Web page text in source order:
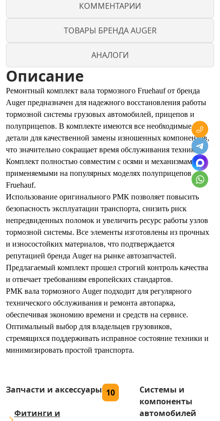
КОММЕНТАРИИ
ТОВАРЫ БРЕНДА AUGER
АНАЛОГИ
Описание
Ремонтный комплект вала тормозного Fruehauf от бренда
Auger предназначен для надежного восстановления работы
тормозной системы грузовых автомобилей, прицепов и
полуприцепов. В комплекте имеются все необходимые
детали для качественной замены изношенных компонентов,
что значительно сокращает время обслуживания техники.
Комплект полностью совместим с осями и механизмами,
применяемыми на популярных моделях полуприцепов
Fruehauf.
Использование оригинального РМК позволяет повысить
безопасность эксплуатации транспорта, снизить риск
непредвиденных поломок и увеличить ресурс работы узлов
тормозной системы. Все элементы изготовлены из прочных
и износостойких материалов, что подтверждается
репутацией бренда Auger на рынке автозапчастей.
Предлагаемый комплект прошел строгий контроль качества
и отвечает требованиям европейских стандартов.
РМК вала тормозного Auger подходит для регулярного
технического обслуживания и ремонта автопарка,
обеспечивая экономию времени и средств на сервисе.
Оптимальный выбор для владельцев грузовиков,
стремящихся поддерживать исправное состояние техники и
минимизировать простой транспорта.
Запчасти и аксессуары 10
Фитинги и
Системы и
компоненты
автомобилей